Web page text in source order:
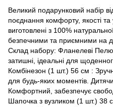
Великий подарунковий набір
поєднання комфорту, якості та
виготовлені з 100%
безпечними та приємними на
Склад набору: Фланелеві
затишні, ідеальні для
Комбінезон (1 шт.) 56 см :
для будь-яких моментів.
Комфортний, забезпечує
Шапочка з вузликом (1 шт.) 38